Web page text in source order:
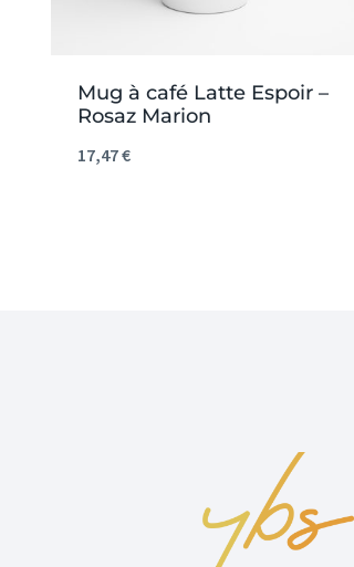
Mug à café Latte Espoir –
Rosaz Marion
17,47€